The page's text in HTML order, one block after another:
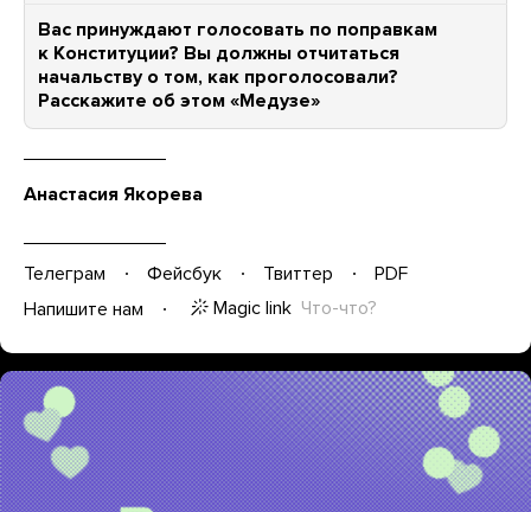
Вас принуждают голосовать по поправкам
к Конституции? Вы должны отчитаться
начальству о том, как проголосовали?
Расскажите об этом «Медузе»
Анастасия Якорева
Телеграм Фейсбук Твиттер
PDF
Напишите нам
Magic link Что-что?